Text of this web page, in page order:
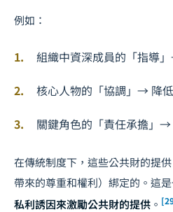
例如：
組織中資深成員的「指導
核心人物的「協調」→ 降
關鍵角色的「責任承擔」
在傳統制度下，這些公共財的提
帶來的尊重和權利）綁定的。這
私利誘因來激勵公共財的提供 。